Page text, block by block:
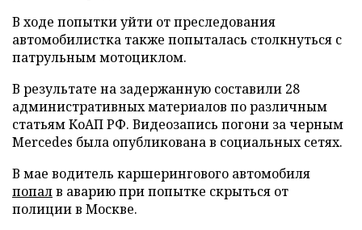
В ходе попытки уйти от преследования
автомобилистка также попыталась столкнуться с
патрульным мотоциклом.
В результате на задержанную составили 28
административных материалов по различным
статьям КоАП РФ. Видеозапись погони за черным
Mercedes была опубликована в социальных сетях.
В мае водитель каршерингового автомобиля
попалв аварию при попытке скрыться от
полиции в Москве.